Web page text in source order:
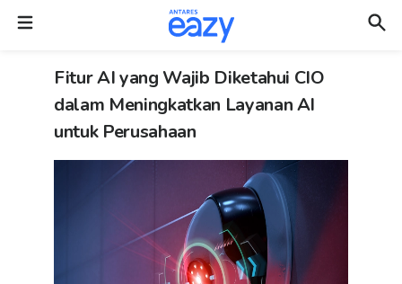
Fitur AI yang Wajib Diketahui CIO
dalam Meningkatkan Layanan AI
untuk Perusahaan